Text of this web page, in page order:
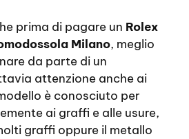
prima di pagare un Rolex
Milano, meglio
da parte di un
attenzione anche ai
è conosciuto per
ai graffi e alle usure,
graffi oppure il metallo